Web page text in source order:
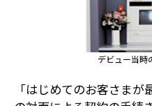
デビュー当時
「はじめてのお客さま